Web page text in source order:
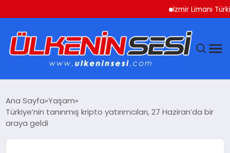
İzmir Limanı Türkiye
EKONOMI
Ana Sayfa Yaşam
Türkiye’nin tanınmış kripto yatırımcıları, 27 Haziran’da bir
araya geldi